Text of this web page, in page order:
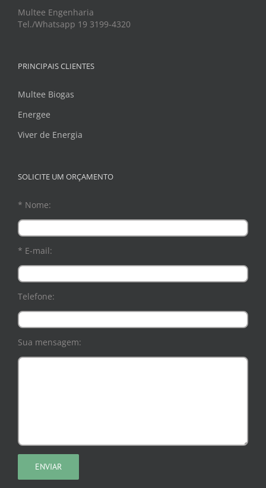
Multee Engenharia
Tel./Whatsapp 19 3199-4320
PRINCIPAIS CLIENTES
Multee Biogas
Energee
Viver de Energia
SOLICITE UM ORÇAMENTO
* Nome:
* E-mail:
Telefone:
Sua mensagem: